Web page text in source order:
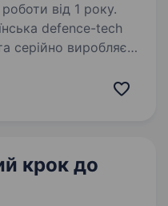
від 1 року.
defence-tech
серійно виробляє
перехоплювачами
крок до